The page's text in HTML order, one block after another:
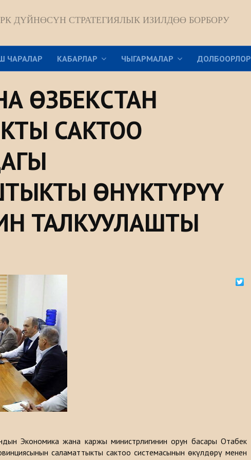
ДҮЙНӨСҮН СТРАТЕГИЯЛЫК ИЗИЛДӨӨ БОРБОРУ
ЧАРАЛАР КАБАРЛАР ЧЫГАРМАЛАР ДОЛБООРЛОР
ӨЗБЕКСТАН
САКТОО
ӨНҮКТҮРҮҮ
ТАЛКУУЛАШТЫ
Экономика жана каржы министрлигинин орун басары Отабек
саламаттыкты сактоо системасынын өкүлдөрү менен